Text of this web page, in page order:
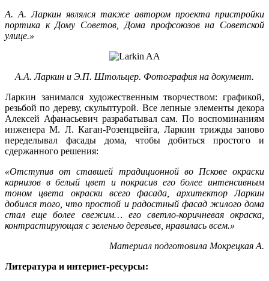
А. А. Ларкин являлся также автором проекта пристройки
портика к Дому Советов, Дома профсоюзов на Советской
улице.»
А.А. Ларкин и Э.П. Штольцер. Фотография на документ.
Ларкин занимался художественным творчеством: графикой,
резьбой по дереву, скульптурой. Все лепные элементы декора
Алексей Афанасьевич разрабатывал сам. По воспоминаниям
инженера М. Л. Каган-Розенцвейга, Ларкин трижды заново
переделывал фасады дома, чтобы добиться простого и
сдержанного решения:
«Отступив от ставшей традиционной во Пскове окраски
карнизов в белый цвет и покрасив его более интенсивным
тоном цвета окраски всего фасада, архитектор Ларкин
добился того, что простой и радостный фасад жилого дома
стал еще более свежим… его светло-коричневая окраска,
контрастирующая с зеленью деревьев, нравилась всем.»
Материал подготовила Мокрецкая А.
Литература и интернет-ресурсы: